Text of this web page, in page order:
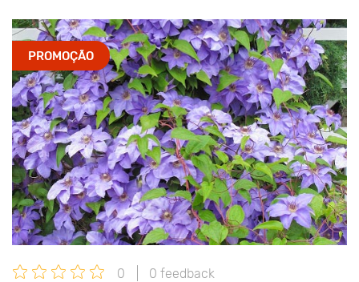
PROMOÇÃO
0 0 feedback